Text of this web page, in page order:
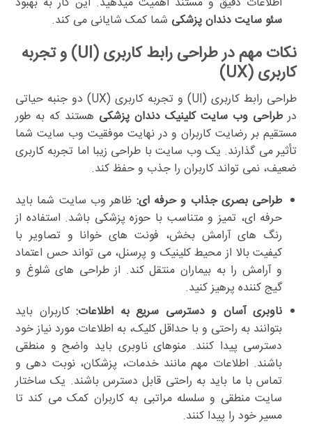
سئو سایت دندان پزشکی شما کمک شایانی می کند.
نکات مهم در طراحی رابط کاربری (UI) و تجربه
کاربری (UX)
طراحی رابط کاربری (UI) و تجربه کاربری (UX) دو جنبه حیاتی
درطراحی وب سایت کلینیک دندان پزشکی هستند که به طور
مستقیم بر رضایت کاربران و در نهایت موفقیت وب سایت شما
تأثیر می گذارند. یک وب سایت با طراحی زیبا اما تجربه کاربری
ضعیف، نمی تواند کاربران را جذب و حفظ کند.
طراحی بصری جذاب و حرفه ای: ظاهر وب سایت شما باید
حرفه ای، تمیز و متناسب با حوزه پزشکی باشد. استفاده از
رنگ های آرامش بخش، فونت های خوانا و تصاویر با
کیفیت بالا از محیط کلینیک و پرسنل، می تواند حس اعتماد
و آرامش را به بیماران منتقل کند. از طراحی های شلوغ و
گیج کننده پرهیز کنید.
ناوبری آسان و دسترسی سریع به اطلاعات:کاربران باید
بتوانند به راحتی و با حداقل کلیک، به اطلاعات مورد نیاز خود
دسترسی پیدا کنند. منوهای ناوبری باید واضح و منطقی
باشند. اطلاعات مهم مانند خدمات، پزشکان، نوبت دهی و
تماس با ما باید به راحتی قابل دسترس باشند. یک ساختار
سایت منطقی و سلسله مراتبی به کاربران کمک می کند تا
مسیر خود را پیدا کنند.